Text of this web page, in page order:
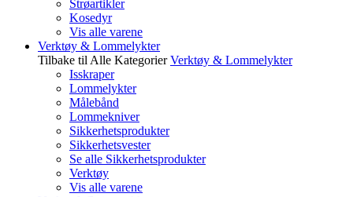
Strøartikler
Kosedyr
Vis alle varene
Verktøy & Lommelykter
Tilbake til Alle Kategorier Verktøy & Lommelykter
Isskraper
Lommelykter
Målebånd
Lommekniver
Sikkerhetsprodukter
Sikkerhetsvester
Se alle Sikkerhetsprodukter
Verktøy
Vis alle varene